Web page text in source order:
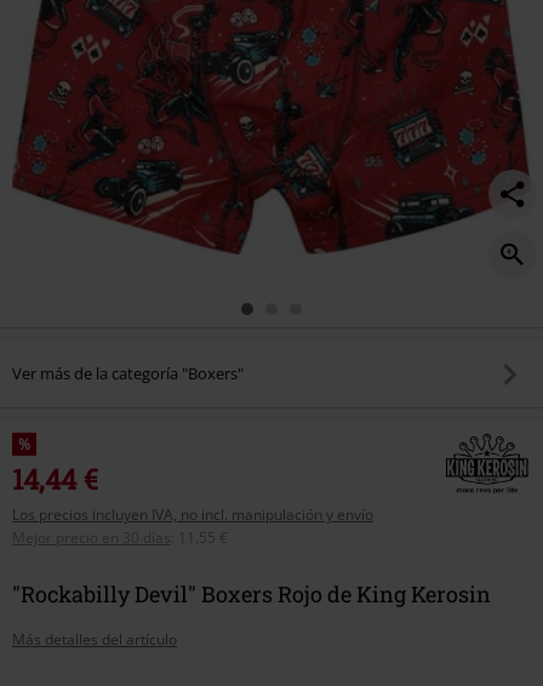
Ver más de la categoría "Boxers"
%
14,44 €
Los precios incluyen IVA, no incl. manipulación y envío
Mejor precio en 30 días
11,55 €
"Rockabilly Devil" Boxers Rojo de King Kerosin
Más detalles del artículo